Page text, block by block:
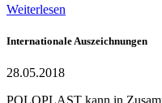
Weiterlesen
Internationale Auszeichnungen
28.05.2018